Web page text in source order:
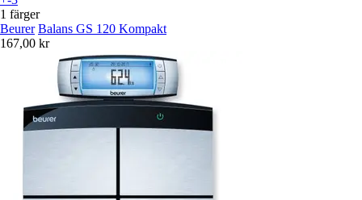
1 färger
Beurer Balans GS 120 Kompakt
167,00 kr